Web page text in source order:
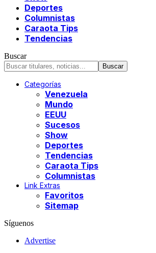
Deportes
Columnistas
Caraota Tips
Tendencias
Buscar
Categorías
Venezuela
Mundo
EEUU
Sucesos
Show
Deportes
Tendencias
Caraota Tips
Columnistas
Link Extras
Favoritos
Sitemap
Síguenos
Advertise